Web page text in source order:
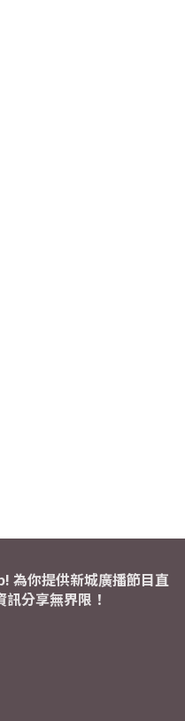
為你提供新城廣播節目直
分享無界限！